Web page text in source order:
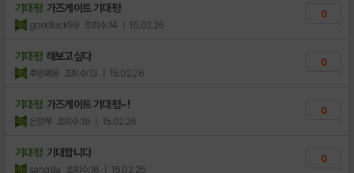
기대평 가즈게이트 기대평
goodluck99 조회수:14 | 15.02.26
0
기대평 해보고싶다
후잉짜응 조회수:13 | 15.02.26
0
기대평 가즈게이트 기대평~!
은정쭈 조회수:19 | 15.02.26
0
기대평 기대합니다
sangsla 조회수:16 | 15.02.26
0